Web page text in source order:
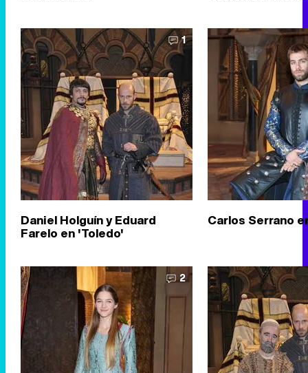
1
Daniel Holguín y Eduard
Farelo en 'Toledo'
Carlos Serrano
2